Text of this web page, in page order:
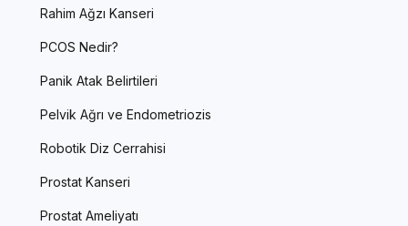
Rahim Ağzı Kanseri
PCOS Nedir?
Panik Atak Belirtileri
Pelvik Ağrı ve Endometriozis
Robotik Diz Cerrahisi
Prostat Kanseri
Prostat Ameliyatı